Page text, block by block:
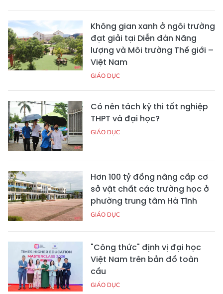
Không gian xanh ở ngôi trường
đạt giải tại Diễn đàn Năng
lượng và Môi trường Thế giới –
Việt Nam
GIÁO DỤC
Có nên tách kỳ thi tốt nghiệp
THPT và đại học?
GIÁO DỤC
Hơn 100 tỷ đồng nâng cấp cơ
sở vật chất các trường học ở
phường trung tâm Hà Tĩnh
GIÁO DỤC
"Công thức" định vị đại học
Việt Nam trên bản đồ toàn
cầu
GIÁO DỤC